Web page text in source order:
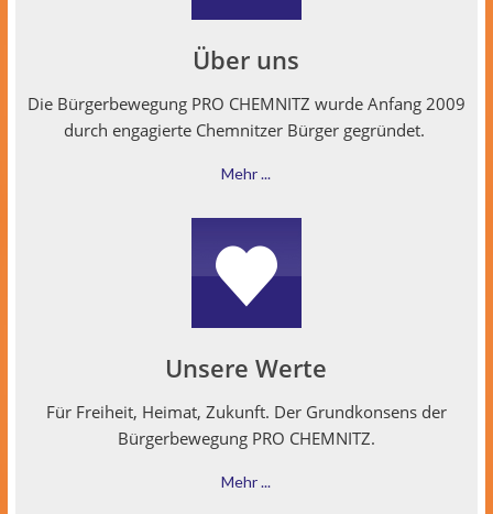
Über uns
Die Bürg­er­be­we­gung PRO CHEMNITZ wurde Anfang 2009
durch engagierte Chem­nitzer Bürg­er gegründet.
Mehr ...
Unsere Werte
Für Frei­heit, Heimat, Zukun­ft. Der Grund­kon­sens der
Bürg­er­be­we­gung PRO CHEMNITZ.
Mehr ...